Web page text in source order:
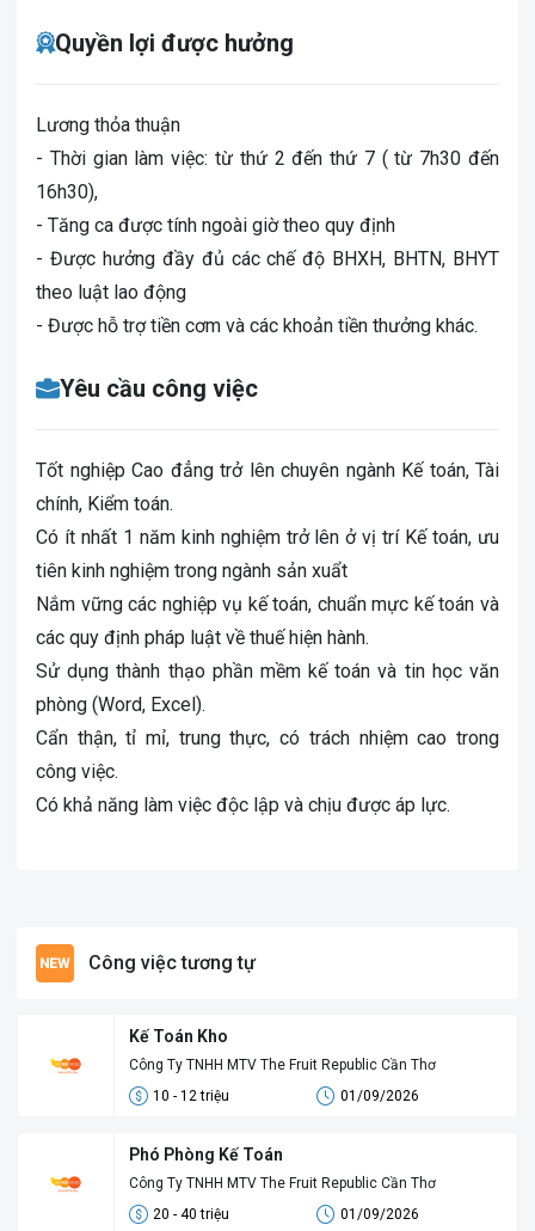
Quyền lợi được hưởng
Lương thỏa thuận
- Thời gian làm việc: từ thứ 2 đến thứ 7 ( từ 7h30 đến
16h30),
- Tăng ca được tính ngoài giờ theo quy định
- Được hưởng đầy đủ các chế độ BHXH, BHTN, BHYT
theo luật lao động
- Được hỗ trợ tiền cơm và các khoản tiền thưởng khác.
Yêu cầu công việc
Tốt nghiệp Cao đẳng trở lên chuyên ngành Kế toán, Tài
chính, Kiểm toán.
Có ít nhất 1 năm kinh nghiệm trở lên ở vị trí Kế toán, ưu
tiên kinh nghiệm trong ngành sản xuẩt
Nắm vững các nghiệp vụ kế toán, chuẩn mực kế toán và
các quy định pháp luật về thuế hiện hành.
Sử dụng thành thạo phần mềm kế toán và tin học văn
phòng (Word, Excel).
Cẩn thận, tỉ mỉ, trung thực, có trách nhiệm cao trong
công việc.
Có khả năng làm việc độc lập và chịu được áp lực.
Công việc tương tự
Kế Toán Kho
Công Ty TNHH MTV The Fruit Republic Cần Thơ
10 - 12 triệu
01/09/2026
Phó Phòng Kế Toán
Công Ty TNHH MTV The Fruit Republic Cần Thơ
20 - 40 triệu
01/09/2026